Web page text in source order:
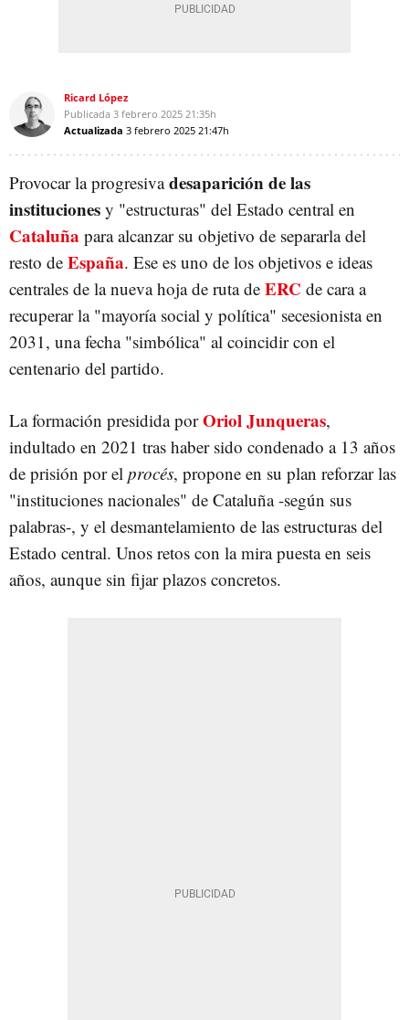
Ricard López
Publicada 3 febrero 2025 21:35h
Actualizada 3 febrero 2025 21:47h
Provocar la progresivadesaparición de las
instituciones y "estructuras" del Estado central en
Cataluña para alcanzar su objetivo de separarla del
resto de España. Ese es uno de los objetivos e ideas
centrales de la nueva hoja de ruta de ERC de cara a
recuperar la "mayoría social y política" secesionista en
2031, una fecha "simbólica" al coincidir con el
centenario del partido.
La formación presidida porOriol Junqueras,
indultado en 2021 tras haber sido condenado a 13 años
de prisión por el procés, propone en su plan reforzar las
"instituciones nacionales" de Cataluña -según sus
palabras-, y el desmantelamiento de las estructuras del
Estado central. Unos retos con la mira puesta en seis
años, aunque sin fijar plazos concretos.